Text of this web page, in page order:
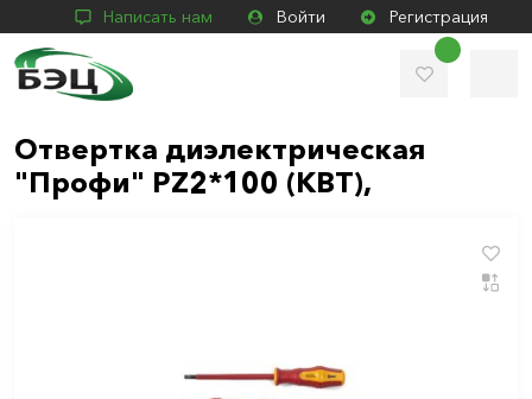
Написать нам Войти Регистрация
Отвертка диэлектрическая
"Профи" PZ2*100 (КВТ),